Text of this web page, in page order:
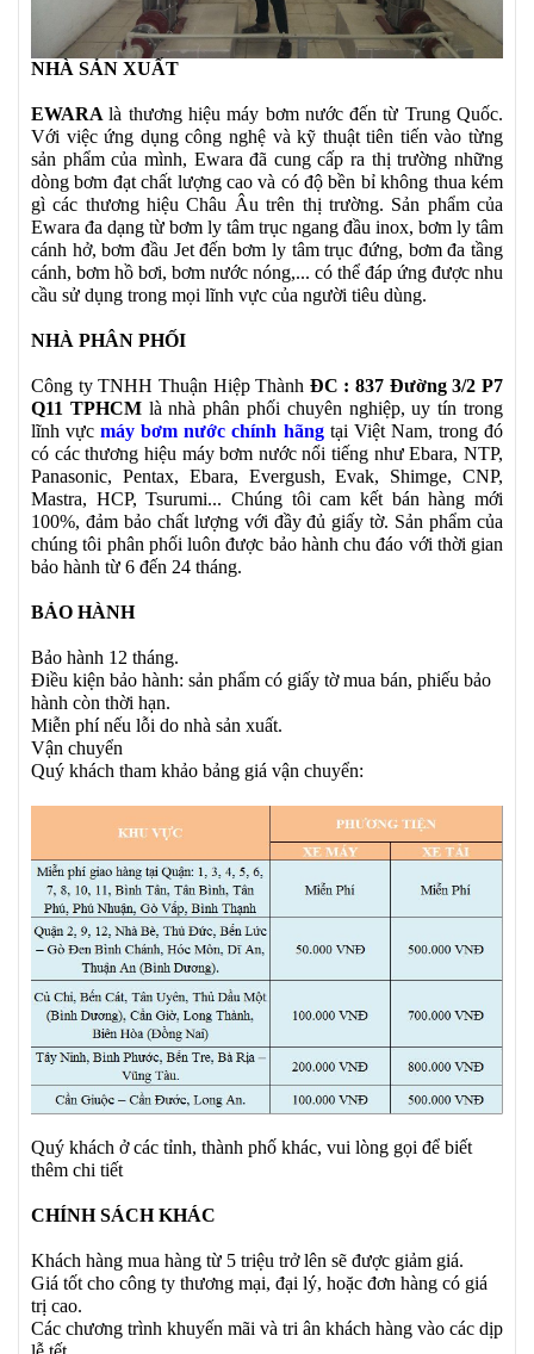
NHÀ SẢN XUẤT
EWARAlà thương hiệu máy bơm nước đến từ Trung Quốc.
Với việc ứng dụng công nghệ và kỹ thuật tiên tiến vào từng
sản phẩm của mình, Ewara đã cung cấp ra thị trường những
dòng bơm đạt chất lượng cao và có độ bền bỉ không thua kém
gì các thương hiệu Châu Âu trên thị trường. Sản phẩm của
Ewara đa dạng từ bơm ly tâm trục ngang đầu inox, bơm ly tâm
cánh hở, bơm đầu Jet đến bơm ly tâm trục đứng, bơm đa tầng
cánh, bơm hồ bơi, bơm nước nóng,... có thể đáp ứng được nhu
cầu sử dụng trong mọi lĩnh vực của người tiêu dùng.
NHÀ PHÂN PHỐI
Công ty TNHH Thuận Hiệp Thành ĐC : 837 Đường 3/2 P7
Q11 TPHCMlà nhà phân phối chuyên nghiệp, uy tín trong
lĩnh vựcmáy bơm nước chính hãng tại Việt Nam, trong đó
có các thương hiệu máy bơm nước nổi tiếng như Ebara, NTP,
Panasonic, Pentax, Ebara, Evergush, Evak, Shimge, CNP,
Mastra, HCP, Tsurumi... Chúng tôi cam kết bán hàng mới
100%, đảm bảo chất lượng với đầy đủ giấy tờ. Sản phẩm của
chúng tôi phân phối luôn được bảo hành chu đáo với thời gian
bảo hành từ 6 đến 24 tháng.
BẢO HÀNH
Bảo hành 12 tháng.
Điều kiện bảo hành: sản phẩm có giấy tờ mua bán, phiếu bảo
hành còn thời hạn.
Miễn phí nếu lỗi do nhà sản xuất.
Vận chuyển
Quý khách tham khảo bảng giá vận chuyển:
Quý khách ở các tỉnh, thành phố khác, vui lòng gọi để biết
thêm chi tiết
CHÍNH SÁCH KHÁC
Khách hàng mua hàng từ 5 triệu trở lên sẽ được giảm giá.
Giá tốt cho công ty thương mại, đại lý, hoặc đơn hàng có giá
trị cao.
Các chương trình khuyến mãi và tri ân khách hàng vào các dịp